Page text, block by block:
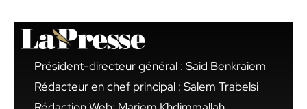
Président-directeur général : Said Benkraiem
Rédacteur en chef principal : Salem Trabelsi